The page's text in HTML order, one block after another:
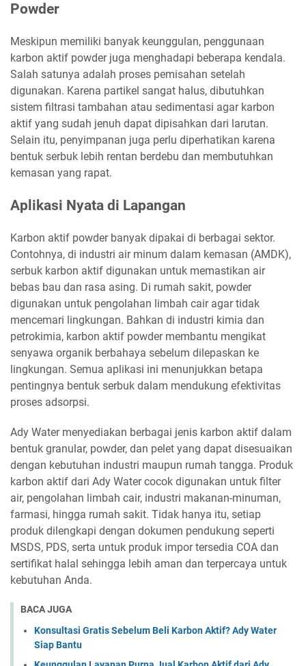
Powder
Meskipun memiliki banyak keunggulan, penggunaan
karbon aktif powder juga menghadapi beberapa kendala.
Salah satunya adalah proses pemisahan setelah
digunakan. Karena partikel sangat halus, dibutuhkan
sistem filtrasi tambahan atau sedimentasi agar karbon
aktif yang sudah jenuh dapat dipisahkan dari larutan.
Selain itu, penyimpanan juga perlu diperhatikan karena
bentuk serbuk lebih rentan berdebu dan membutuhkan
kemasan yang rapat.
Aplikasi Nyata di Lapangan
Karbon aktif powder banyak dipakai di berbagai sektor.
Contohnya, di industri air minum dalam kemasan (AMDK),
serbuk karbon aktif digunakan untuk memastikan air
bebas bau dan rasa asing. Di rumah sakit, powder
digunakan untuk pengolahan limbah cair agar tidak
mencemari lingkungan. Bahkan di industri kimia dan
petrokimia, karbon aktif powder membantu mengikat
senyawa organik berbahaya sebelum dilepaskan ke
lingkungan. Semua aplikasi ini menunjukkan betapa
pentingnya bentuk serbuk dalam mendukung efektivitas
proses adsorpsi.
Ady Water menyediakan berbagai jenis karbon aktif dalam
bentuk granular, powder, dan pelet yang dapat disesuaikan
dengan kebutuhan industri maupun rumah tangga. Produk
karbon aktif dari Ady Water cocok digunakan untuk filter
air, pengolahan limbah cair, industri makanan-minuman,
farmasi, hingga rumah sakit. Tidak hanya itu, setiap
produk dilengkapi dengan dokumen pendukung seperti
MSDS, PDS, serta untuk produk impor tersedia COA dan
sertifikat halal sehingga lebih aman dan terpercaya untuk
kebutuhan Anda.
BACA JUGA
Konsultasi Gratis Sebelum Beli Karbon Aktif? Ady Water
Siap Bantu